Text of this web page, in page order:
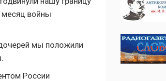
войны
мы положили
России